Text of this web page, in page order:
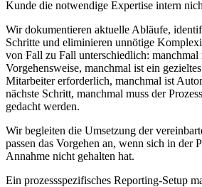
Kunde die notwendige Expertise intern
Wir dokumentieren aktuelle Abläufe,
Schritte und eliminieren unnötige
von Fall zu Fall unterschiedlich:
Vorgehensweise, manchmal ist ein
Mitarbeiter erforderlich, manchmal ist
nächste Schritt, manchmal muss der
gedacht werden.
Wir begleiten die Umsetzung der
passen das Vorgehen an, wenn sich in der
Annahme nicht gehalten hat.
Ein prozessspezifisches Reporting-Setup